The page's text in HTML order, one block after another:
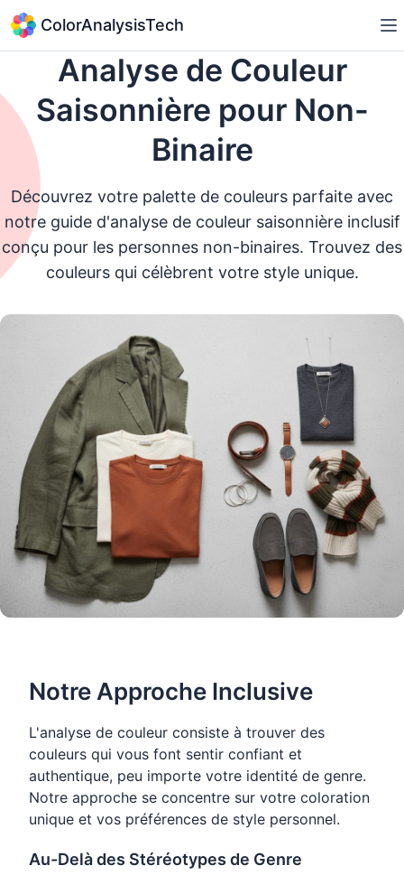
ColorAnalysisTech
Analyse de Couleur
Saisonnière pour Non-
Binaire
Découvrez votre palette de couleurs parfaite avec
notre guide d'analyse de couleur saisonnière inclusif
conçu pour les personnes non-binaires. Trouvez des
couleurs qui célèbrent votre style unique.
Notre Approche Inclusive
L'analyse de couleur consiste à trouver des
couleurs qui vous font sentir confiant et
authentique, peu importe votre identité de genre.
Notre approche se concentre sur votre coloration
unique et vos préférences de style personnel.
Au-Delà des Stéréotypes de Genre